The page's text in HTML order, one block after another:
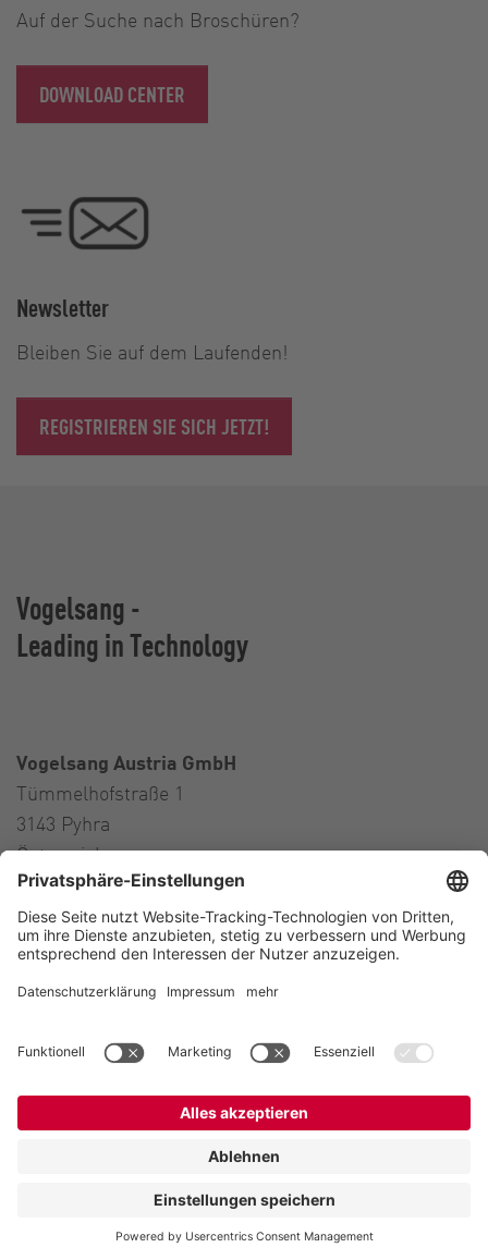
Auf der Suche nach Broschüren?
DOWNLOAD CENTER
Newsletter
Bleiben Sie auf dem Laufenden!
REGISTRIEREN SIE SICH JETZT!
Vogelsang -
Leading in Technology
Vogelsang Austria GmbH
Tümmelhofstraße 1
3143 Pyhra
Österreich
Contact
Tel.:+43 664 16 56 724
Impressum Datenschutz